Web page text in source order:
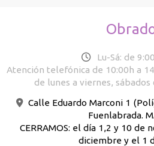
Lu-Sá: de
Atención telefónica de 10:00h a
de lunes a viernes, sábados
Calle Eduardo Marconi 1
Fuenlabrada.
CERRAMOS: el día 1,2 y 10 de
diciembre y el 1